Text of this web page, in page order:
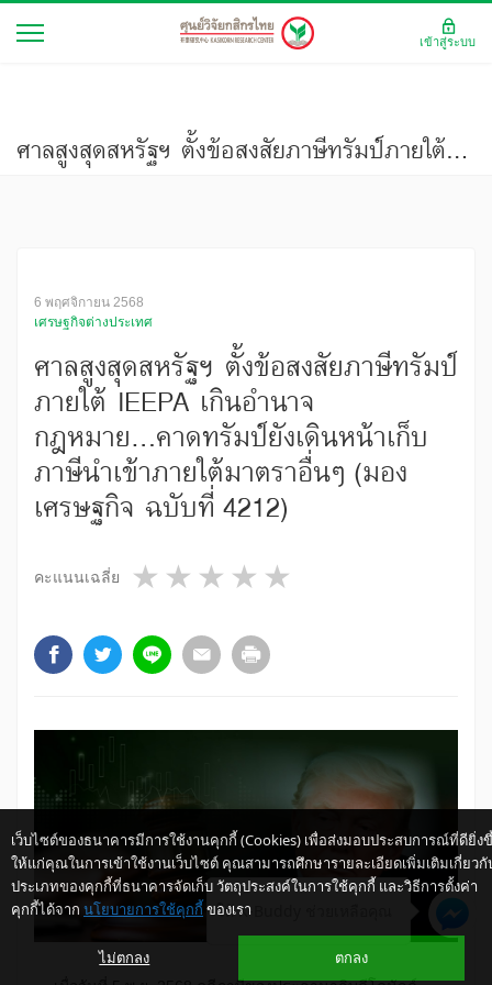
ศาลสูงสุดสหรัฐฯ ตั้งข้อสงสัยภาษีทรัมป์ภายใต้ IEEPA เกินอำนาจกฎหมาย...คาดทรัมป์ยังเดินหน้าเก็บภาษีนำเข้าภายใต้มาตราอื่นๆ (มองเศรษฐกิจ ฉบับที่ 4212)
6 พฤศจิกายน 2568
เศรษฐกิจต่างประเทศ
ศาลสูงสุดสหรัฐฯ ตั้งข้อสงสัยภาษีทรัมป์
ภายใต้ IEEPA เกินอำนาจ
กฎหมาย...คาดทรัมป์ยังเดินหน้าเก็บ
ภาษีนำเข้าภายใต้มาตราอื่นๆ (มอง
เศรษฐกิจ ฉบับที่ 4212)
คะแนนเฉลี่ย 4 stars
3 stars
2 stars
1 star
เว็บไซต์ของธนาคารมีการใช้งานคุกกี้ (Cookies) เพื่อส่งมอบประสบการณ์ที่ดียิ่ง
ให้แก่คุณในการเข้าใช้งานเว็บไซต์ คุณสามารถศึกษารายละเอียดเพิ่มเติมเกี่ยวกั
ประเภทของคุกกี้ที่ธนาคารจัดเก็บ วัตถุประสงค์ในการใช้คุกกี้ และวิธีการตั้งค่า
คุกกี้ได้จาก นโยบายการใช้คุกกี้ ของเรา
ไม่ตกลง ตกลง
เข้าสู่ระบบ
ให้ K-Buddy ช่วยเหลือคุณ